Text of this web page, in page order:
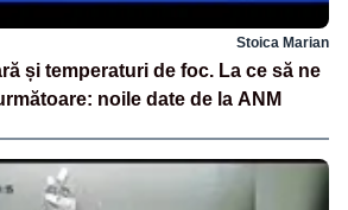
Stoica Marian
și temperaturi de foc. La ce să ne
noile date de la ANM